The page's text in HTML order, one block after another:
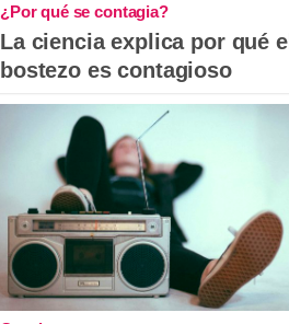
¿Por qué se contagia?
La ciencia explica por qué el
bostezo es contagioso